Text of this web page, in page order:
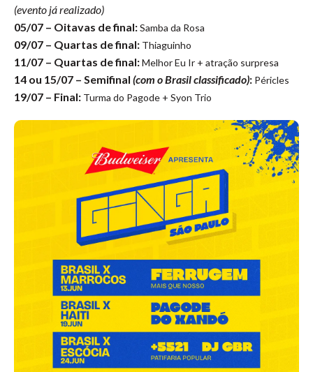
(evento já realizado)
05/07 – Oitavas de final:Samba da Rosa
09/07 – Quartas de final: Thiaguinho
11/07 – Quartas de final:Melhor Eu Ir + atração surpresa
14 ou 15/07 – Semifinal (com o Brasil classificado): Péricles
19/07 – Final: Turma do Pagode + Syon Trio